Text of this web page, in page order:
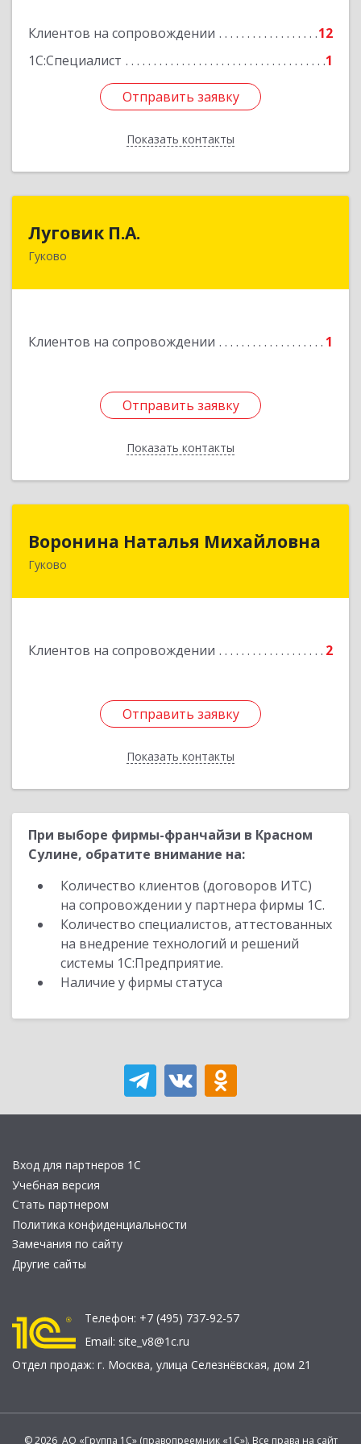
Клиентов на сопровождении
12
1С:Специалист
1
Отправить заявку
Показать контакты
Отправить заявку
Назад
Луговик П.А.
Гуково
Клиентов на сопровождении 1
Отправить заявку
Показать контакты
Отправить заявку
Назад
Воронина Наталья Михайловна
Гуково
Клиентов на сопровождении 2
Отправить заявку
Показать контакты
Воронина Наталья Михайловна
Отправить заявку
Назад
При выборе фирмы-франчайзи в Красном
Сулине, обратите внимание на:
Количество клиентов (договоров ИТС)
на сопровождении у партнера фирмы 1С.
Количество специалистов, аттестованных
на внедрение технологий и решений
системы 1С:Предприятие.
Наличие у фирмы статуса
Вход для партнеров 1С
Учебная версия
Стать партнером
Политика конфиденциальности
Замечания по сайту
Другие сайты
Телефон: +7 (495) 737-92-57
Email: site_v8@1c.ru
Отдел продаж: г. Москва, улица Селезнёвская, дом 21
© 2026 АО «Группа 1С» (правопреемник «1С»). Все права на сайт